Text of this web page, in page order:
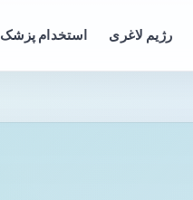
رژیم لاغری استخدام پزشک